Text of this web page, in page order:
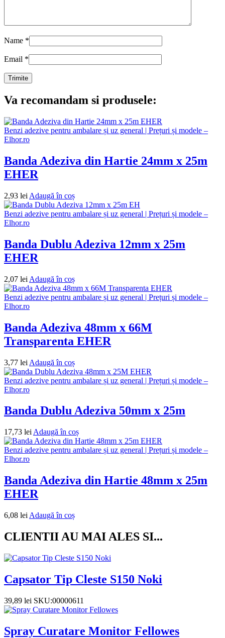
Name *
Email *
Va recomandam si produsele:
Benzi adezive pentru ambalare și uz general | Prețuri și modele –
Elhor.ro
Banda Adeziva din Hartie 24mm x 25m
EHER
2,93 lei Adaugă în coș
Benzi adezive pentru ambalare și uz general | Prețuri și modele –
Elhor.ro
Banda Dublu Adeziva 12mm x 25m
EHER
2,07 lei Adaugă în coș
Benzi adezive pentru ambalare și uz general | Prețuri și modele –
Elhor.ro
Banda Adeziva 48mm x 66M
Transparenta EHER
3,77 lei Adaugă în coș
Benzi adezive pentru ambalare și uz general | Prețuri și modele –
Elhor.ro
Banda Dublu Adeziva 50mm x 25m
17,73 lei Adaugă în coș
Benzi adezive pentru ambalare și uz general | Prețuri și modele –
Elhor.ro
Banda Adeziva din Hartie 48mm x 25m
EHER
6,08 lei Adaugă în coș
CLIENTII AU MAI ALES SI...
Capsator Tip Cleste S150 Noki
39,89 lei SKU:00000611
Spray Curatare Monitor Fellowes